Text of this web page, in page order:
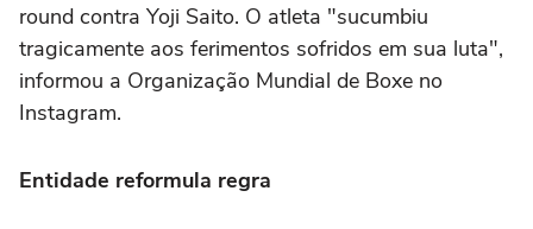
round contra Yoji Saito. O atleta "sucumbiu
tragicamente aos ferimentos sofridos em sua luta",
informou a Organização Mundial de Boxe no
Instagram.
Entidade reformula regra